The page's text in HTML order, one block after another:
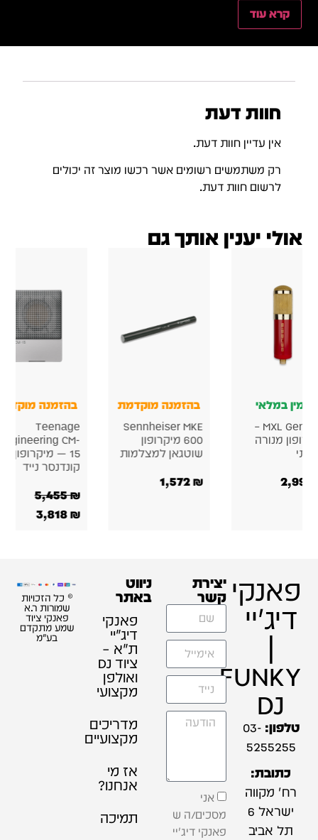
קרא עוד
חוות דעת
אין עדיין חוות דעת.
רק משתמשים רשומים אשר רכשו מוצר זה יכולים
לרשום חוות דעת.
אולי יענין אותך גם
במלאי
MXL Genesis –
מנורה
בהזמנה מוקדמת
Sennheiser MKE
600 מיקרופון
שוטגאן למצלמות
1,572
בהזמנה מוקדמת
Teenage
Engineering CM-
15 — מיקרופון
קונדנסר נייד
5,455
3,818
פאנקי
דיג'יי
|
FUNKY
DJ
טלפון: 03-
5255255
כתובת:
רח' מקווה
ישראל 6
תל אביב
יצירת
קשר
אני
מסכים/ה ש
פאנקי דיג'יי
ניווט
באתר
פאנקי
דיג׳יי
ת"א –
ציוד DJ
ואולפן
מקצועי
מדריכים
מקצועיים
אז מי
אנחנו?
תמיכה
© כל הזכויות
שמורות ר.א
פאנקי ציוד
שמע מתקדם
בע"מ